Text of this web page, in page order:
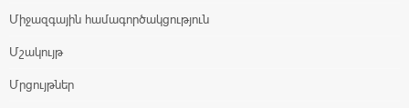
Միջազգային համագործակցություն
Մշակույթ
Մրցույթներ